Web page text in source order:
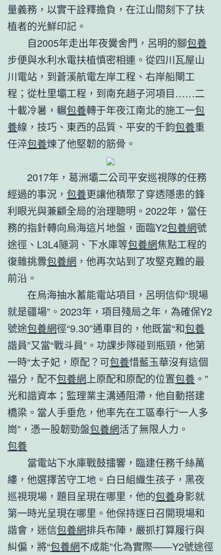
量義務，以實干詮釋擔負，在江山間刻下了扶
植者的光鮮印記。
自2005年走出年夜黌舍門，呂明的腳包養
步便與水利水電扶植慎密相連。從四川瓦屋山
川電站，到蒼溪航電左岸工程、右岸船閘工
程；從杜里壩工程，到南充趙子河項目……二
十載冷暑，輾包養轉于年夜江南北的施工一包
養線，技巧、東西的品質、平安的千鈞包養重
任淬包養煉了他堅韌的筋骨。
2017年，葛洲壩二公司平安巡視隊的任務
經過的事況， 包養更讓他積聚了穿透隱患的鋒
利眼光與兼顧全局的治理聰明。2022年，當任
務的指針轉向烏海這片地盤，面臨Y2包養網號
途徑、L3L4隧洞、下水庫等包養網焦點工程的
復雜挑釁包養網 ，他再次站到了攻堅克難的最
前沿。
在烏海抽水蓄能電站項目，呂明信仰“現場
就是疆場”。2023年，項目殘局之年，為確保Y2
號途包養網徑“9.30”通車目的，他既當“和包養
諧員”又當“戰斗員”。功課步隊碰到瓶頸，他第
一時“太子妃，原配？可包養惜藍玉華沒有這個
福分，配不包養網 上原配和原配的位置包養 。”
光和諧資本；監理業主溝通阻滯，他自動搭建
橋梁。當人手垂危，他率先在工區奉行“一人多
崗”，憑一股韌勁盤包養網活了無限人力。
包養
當電站下水庫戰鼓擂響，臨建任務千絲萬
縷，他選擇苦守工地。白日組織生孩子，黑夜
巡視現場，題目呈現在哪里，他的包養身影就
第一時光呈現在哪里。他保持逐日召開現場和
諧會，迷信包養網排兵布陣，嚴抓打算履行與
糾偏，將“包養網不成能”化為實際——Y2號途徑